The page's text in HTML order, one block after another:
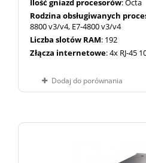
Ilość gniazd procesorów: Octa
Rodzina obsługiwanych
8800 v3/v4, E7-4800 v3/v4
Liczba slotów RAM: 192
Złącza internetowe: 4x RJ-45
Dodaj do porównania